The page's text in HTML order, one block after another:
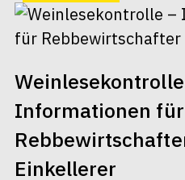
Informationen für
Einkellerer